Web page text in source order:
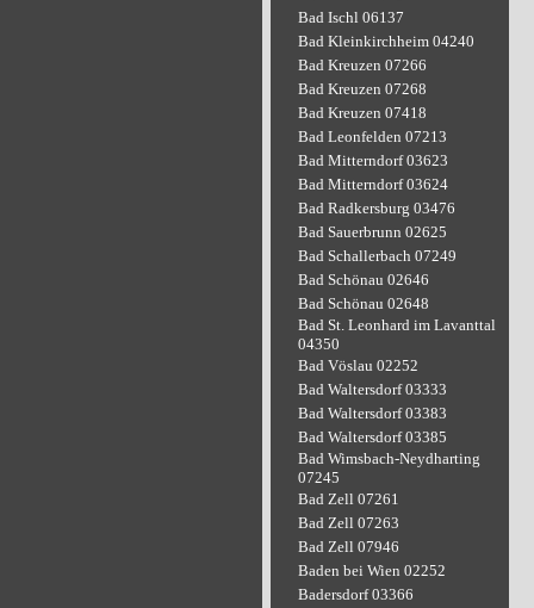
Bad Ischl 06137
Bad Kleinkirchheim 04240
Bad Kreuzen 07266
Bad Kreuzen 07268
Bad Kreuzen 07418
Bad Leonfelden 07213
Bad Mitterndorf 03623
Bad Mitterndorf 03624
Bad Radkersburg 03476
Bad Sauerbrunn 02625
Bad Schallerbach 07249
Bad Schönau 02646
Bad Schönau 02648
Bad St. Leonhard im Lavanttal
04350
Bad Vöslau 02252
Bad Waltersdorf 03333
Bad Waltersdorf 03383
Bad Waltersdorf 03385
Bad Wimsbach-Neydharting
07245
Bad Zell 07261
Bad Zell 07263
Bad Zell 07946
Baden bei Wien 02252
Badersdorf 03366